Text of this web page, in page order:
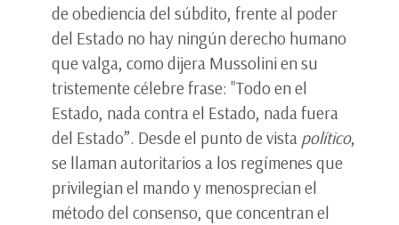
de obediencia del súbdito, frente al poder
del Estado no hay ningún derecho humano
que valga, como dijera Mussolini en su
tristemente célebre frase: "Todo en el
Estado, nada contra el Estado, nada fuera
del Estado”. Desde el punto de vista político,
se llaman autoritarios a los regímenes que
privilegian el mando y menosprecian el
método del consenso, que concentran el